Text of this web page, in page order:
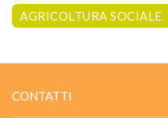
AGRICOLTURA SOCIALE
CONTATTI